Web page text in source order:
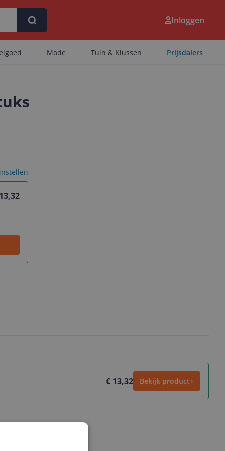
Inloggen
Mode Tuin & Klussen Prijsdalers
€ 13,32 Bekijk product